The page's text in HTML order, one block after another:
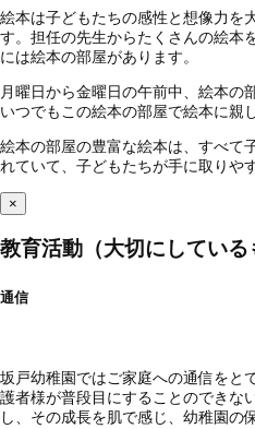
絵本は子どもたちの感性と想像力を
す。担任の先生からたくさんの絵本
には絵本の部屋があります。
月曜日から金曜日の午前中、絵本の
いつでもこの絵本の部屋で絵本に親
絵本の部屋の豊富な絵本は、すべて
れていて、子どもたちが手に取りや
×
教育活動（大切にしている
通信
坂戸幼稚園ではご家庭への通信をと
護者様が普段目にすることのできな
し、その成長を肌で感じ、幼稚園の